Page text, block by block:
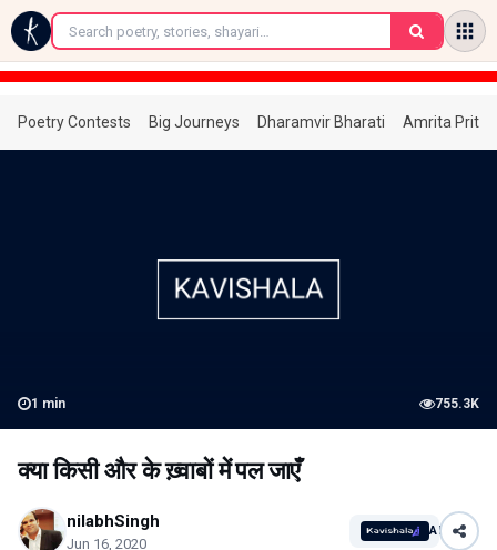
←
Poetry Contests Big Journeys Dharamvir Bharati Amrita
1 min 755.3K
क्या किसी और के ख़्वाबों में पल जाएँ
nilabhSingh
Jun 16, 2020
AI